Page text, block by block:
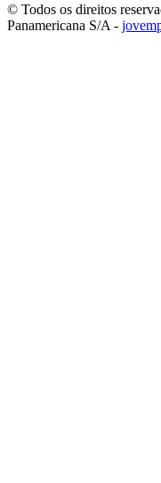
© Todos os direitos
Panamericana S/A -